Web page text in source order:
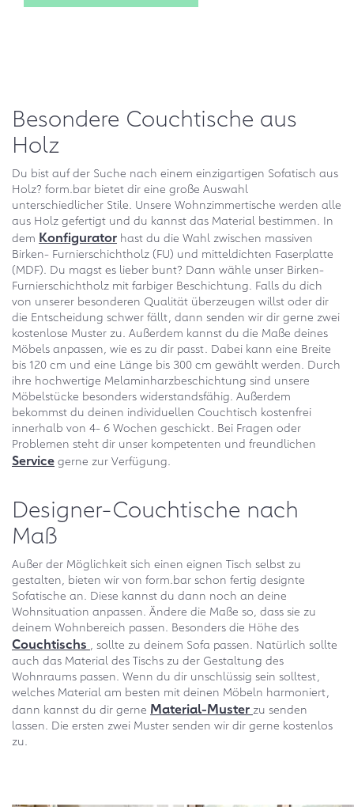
Besondere Couchtische aus
Holz
Du bist auf der Suche nach einem einzigartigen Sofatisch aus
Holz? form.bar bietet dir eine große Auswahl
unterschiedlicher Stile. Unsere Wohnzimmertische werden alle
aus Holz gefertigt und du kannst das Material bestimmen. In
dem Konfigurator hast du die Wahl zwischen massiven
Birken- Furnierschichtholz (FU) und mitteldichten Faserplatte
(MDF). Du magst es lieber bunt? Dann wähle unser Birken-
Furnierschichtholz mit farbiger Beschichtung. Falls du dich
von unserer besonderen Qualität überzeugen willst oder dir
die Entscheidung schwer fällt, dann senden wir dir gerne zwei
kostenlose Muster zu. Außerdem kannst du die Maße deines
Möbels anpassen, wie es zu dir passt. Dabei kann eine Breite
bis 120 cm und eine Länge bis 300 cm gewählt werden. Durch
ihre hochwertige Melaminharzbeschichtung sind unsere
Möbelstücke besonders widerstandsfähig. Außerdem
bekommst du deinen individuellen Couchtisch kostenfrei
innerhalb von 4- 6 Wochen geschickt. Bei Fragen oder
Problemen steht dir unser kompetenten und freundlichen
Service gerne zur Verfügung.
Designer-Couchtische nach
Maß
Außer der Möglichkeit sich einen eignen Tisch selbst zu
gestalten, bieten wir von form.bar schon fertig designte
Sofatische an. Diese kannst du dann noch an deine
Wohnsituation anpassen. Ändere die Maße so, dass sie zu
deinem Wohnbereich passen. Besonders die Höhe des
Couchtischs
, sollte zu deinem Sofa passen. Natürlich sollte
auch das Material des Tischs zu der Gestaltung des
Wohnraums passen. Wenn du dir unschlüssig sein solltest,
welches Material am besten mit deinen Möbeln harmoniert,
dann kannst du dir gerne Material-Muster zu senden
lassen. Die ersten zwei Muster senden wir dir gerne kostenlos
zu.